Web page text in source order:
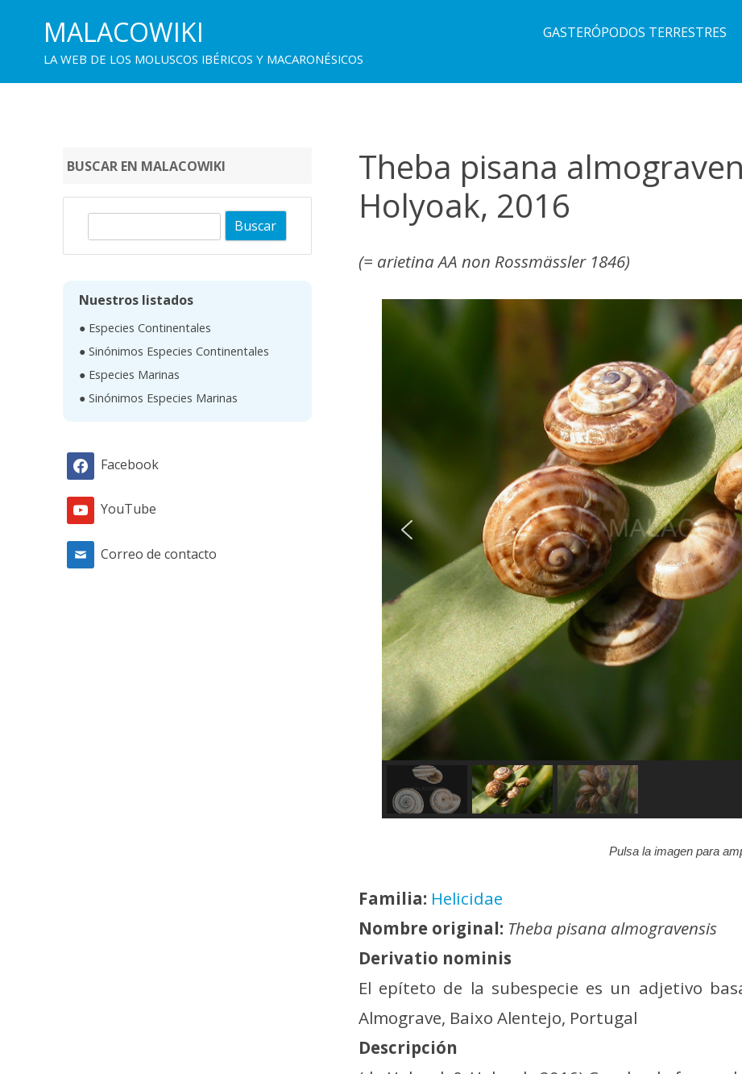
MALACOWIKI
LA WEB DE LOS MOLUSCOS IBÉRICOS Y MACARONÉSICOS
GASTERÓPODOS TERRESTRES
Theba pisana
Holyoak, 2016
(= arietina AA non Rossmässler 1846)
Pulsa la imagen para
Familia: Helicidae
Nombre original: Theba pisana almogravensis
Derivatio nominis
El epíteto de la subespecie es un adjetivo
Almograve, Baixo Alentejo, Portugal
Descripción
BUSCAR EN MALACOWIKI
Nuestros listados
● Especies Continentales
● Sinónimos Especies Continentales
● Especies Marinas
● Sinónimos Especies Marinas
Facebook
YouTube
Correo de contacto